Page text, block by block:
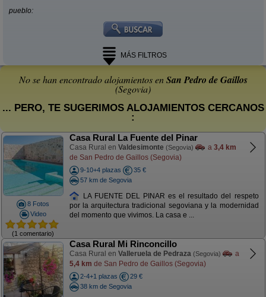
pueblo:
MÁS FILTROS
No se han encontrado alojamientos enSan Pedro de Gaillos
(Segovia)
... PERO, TE SUGERIMOS ALOJAMIENTOS CERCANOS
:
8 Fotos
Video
(1 comentario)
Casa Rural La Fuente del Pinar
Casa Rural en Valdesimonte (Segovia) a 3,4 km
de San Pedro de Gaillos (Segovia)
9-10+4 plazas
35 €
57 km de Segovia
LA FUENTE DEL PINAR es el resultado del respeto
por la arquitectura tradicional segoviana y la modernidad
del momento que vivimos. La casa e ...
Casa Rural Mi Rinconcillo
Casa Rural en Valleruela de Pedraza (Segovia)
a
5,4 km de San Pedro de Gaillos (Segovia)
2-4+1 plazas
29 €
38 km de Segovia